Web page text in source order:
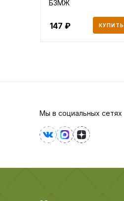
БЗМЖ
147 КУПИТЬ
Мы в социальных сетях